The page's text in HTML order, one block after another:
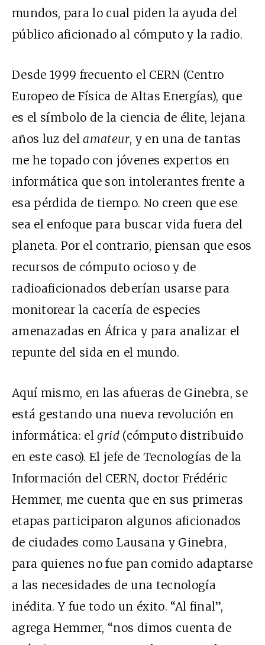
mundos, para lo cual piden la ayuda del
público aficionado al cómputo y la radio.
Desde 1999 frecuento el CERN (Centro
Europeo de Física de Altas Energías), que
es el símbolo de la ciencia de élite, lejana
años luz delamateur, y en una de tantas
me he topado con jóvenes expertos en
informática que son intolerantes frente a
esa pérdida de tiempo. No creen que ese
sea el enfoque para buscar vida fuera del
planeta. Por el contrario, piensan que esos
recursos de cómputo ocioso y de
radioaficionados deberían usarse para
monitorear la cacería de especies
amenazadas en África y para analizar el
repunte del sida en el mundo.
Aquí mismo, en las afueras de Ginebra, se
está gestando una nueva revolución en
informática: elgrid(cómputo distribuido
en este caso). El jefe de Tecnologías de la
Información del CERN, doctor Frédéric
Hemmer, me cuenta que en sus primeras
etapas participaron algunos aficionados
de ciudades como Lausana y Ginebra,
para quienes no fue pan comido adaptarse
a las necesidades de una tecnología
inédita. Y fue todo un éxito. “Al final”,
agrega Hemmer, “nos dimos cuenta de